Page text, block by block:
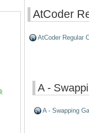
AtCoder
AtCoder Regular
A -
A - Swapping